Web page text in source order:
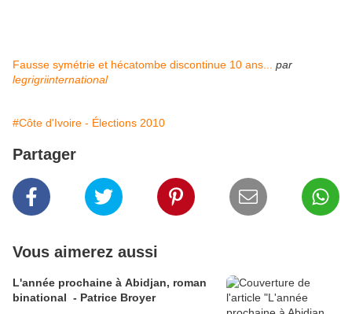
Fausse symétrie et hécatombe discontinue 10 ans...
par
legrigriinternational
#Côte d'Ivoire - Élections 2010
Partager
Vous aimerez aussi
L'année prochaine à Abidjan, roman
binational - Patrice Broyer